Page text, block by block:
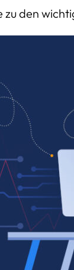
den